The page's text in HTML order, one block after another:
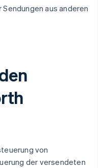
aus anderen
von
der versendeten